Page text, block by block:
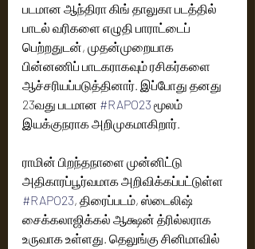
படமான ஆந்திரா கிங் தாலுகா படத்தில்
பாடல் வரிகளை எழுதி பாராட்டைப்
பெற்றதுடன், முதன்முறையாக
பின்னணிப் பாடகராகவும் ரசிகர்களை
ஆச்சரியப்படுத்தினார். இப்போது தனது
23வது படமான #RAPO23 மூலம்
இயக்குநராக அறிமுகமாகிறார்.
ராமின் பிறந்தநாளை முன்னிட்டு
அதிகாரப்பூர்வமாக அறிவிக்கப்பட்டுள்ள
#RAPO23, திரைப்படம், ஸ்டைலிஷ்
சைக்கலாஜிக்கல் ஆக்ஷன் த்ரில்லராக
உருவாக உள்ளது. தெலுங்கு சினிமாவில்